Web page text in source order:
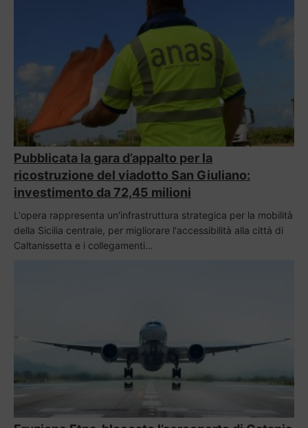
Pubblicata la gara d’appalto per la
ricostruzione del viadotto San Giuliano:
investimento da 72,45 milioni
L'opera rappresenta un'infrastruttura strategica per la mobilità
della Sicilia centrale, per migliorare l'accessibilità alla città di
Caltanissetta e i collegamenti…